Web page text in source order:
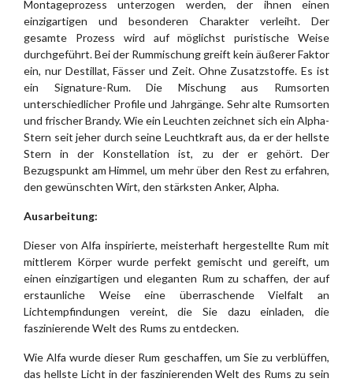
Montageprozess unterzogen werden, der ihnen einen
einzigartigen und besonderen Charakter verleiht. Der
gesamte Prozess wird auf möglichst puristische Weise
durchgeführt. Bei der Rummischung greift kein äußerer Faktor
ein, nur Destillat, Fässer und Zeit. Ohne Zusatzstoffe. Es ist
ein Signature-Rum. Die Mischung aus Rumsorten
unterschiedlicher Profile und Jahrgänge. Sehr alte Rumsorten
und frischer Brandy. Wie ein Leuchten zeichnet sich ein Alpha-
Stern seit jeher durch seine Leuchtkraft aus, da er der hellste
Stern in der Konstellation ist, zu der er gehört. Der
Bezugspunkt am Himmel, um mehr über den Rest zu erfahren,
den gewünschten Wirt, den stärksten Anker, Alpha.
Ausarbeitung:
Dieser von Alfa inspirierte, meisterhaft hergestellte Rum mit
mittlerem Körper wurde perfekt gemischt und gereift, um
einen einzigartigen und eleganten Rum zu schaffen, der auf
erstaunliche Weise eine überraschende Vielfalt an
Lichtempfindungen vereint, die Sie dazu einladen, die
faszinierende Welt des Rums zu entdecken.
Wie Alfa wurde dieser Rum geschaffen, um Sie zu verblüffen,
das hellste Licht in der faszinierenden Welt des Rums zu sein